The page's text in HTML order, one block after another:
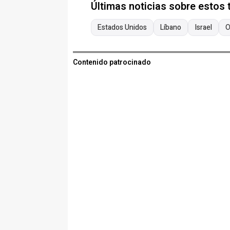
Últimas noticias sobre estos
Estados Unidos Líbano Israel
Contenido patrocinado